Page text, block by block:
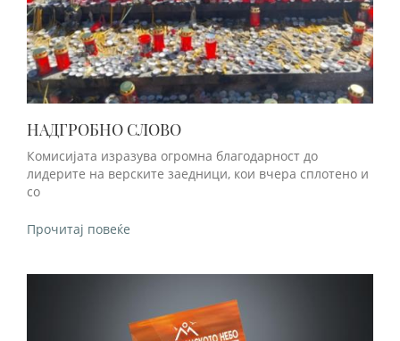
НАДГРОБНО СЛОВО
Комисијата изразува огромна благодарност до
лидерите на верските заедници, кои вчера сплотено и
со
Прочитај повеќе